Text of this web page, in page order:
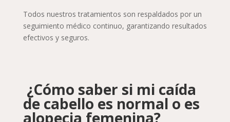
Todos nuestros tratamientos son respaldados por un
seguimiento médico continuo, garantizando resultados
efectivos y seguros.
¿Cómo saber si mi caída
de cabello es normal o es
alopecia femenina?